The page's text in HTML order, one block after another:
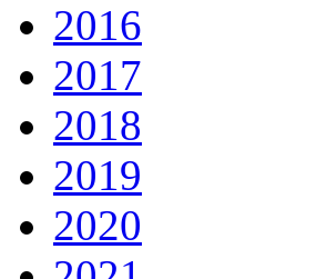
2016
2017
2018
2019
2020